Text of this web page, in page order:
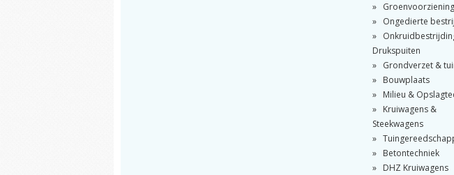
Groenvoorziening
Ongedierte
Drukspuiten
Grondverzet &
Bouwplaats
Milieu &
Kruiwagens &
Steekwagens
Betontechniek
DHZ Kruiwagens